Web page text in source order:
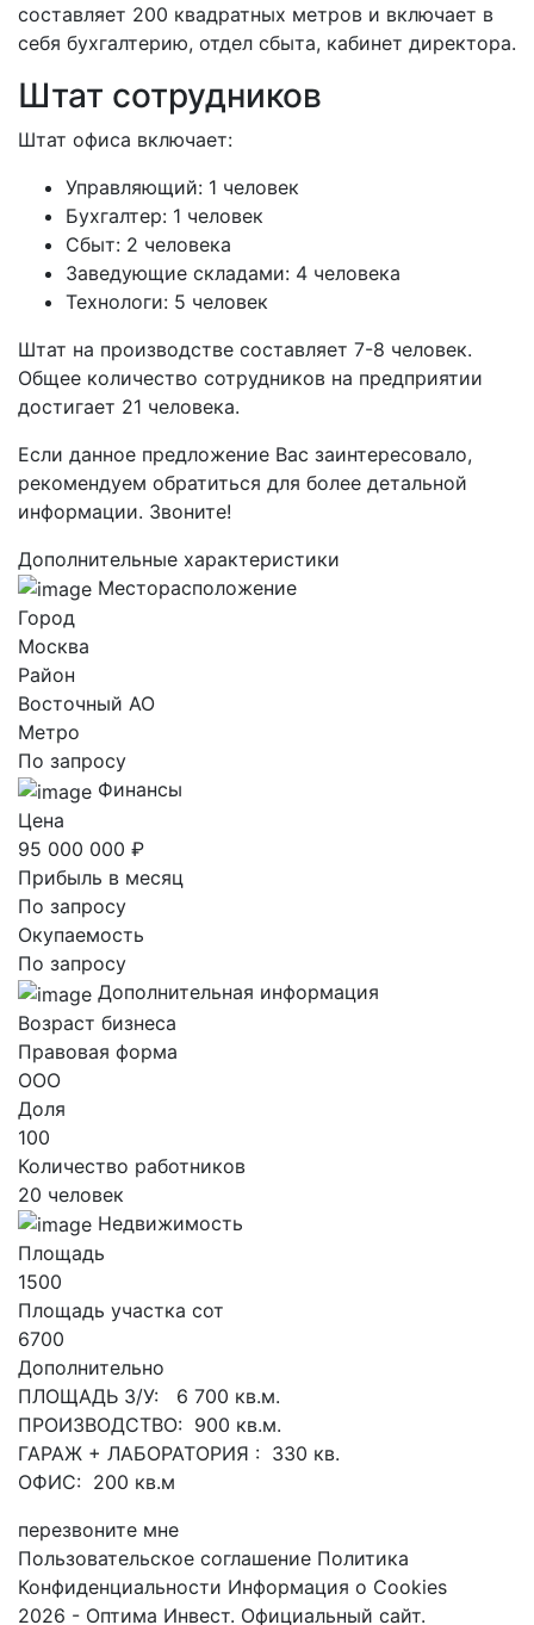
составляет 200 квадратных метров и включает в
себя бухгалтерию, отдел сбыта, кабинет директора.
Штат сотрудников
Штат офиса включает:
Управляющий: 1 человек
Бухгалтер: 1 человек
Сбыт: 2 человека
Заведующие складами: 4 человека
Технологи: 5 человек
Штат на производстве составляет 7-8 человек.
Общее количество сотрудников на предприятии
достигает 21 человека.
Если данное предложение Вас заинтересовало,
рекомендуем обратиться для более детальной
информации. Звоните!
Дополнительные характеристики
Месторасположение
Город
Москва
Район
Восточный AO
Метро
По запросу
Финансы
Цена
95 000 000 ₽
Прибыль в месяц
По запросу
Окупаемость
По запросу
Дополнительная информация
Возраст бизнеса
Правовая форма
ООО
Доля
100
Количество работников
20 человек
Недвижимость
Площадь
1500
Площадь участка сот
6700
Дополнительно
ПЛОЩАДЬ З/У: 6 700 кв.м.
ПРОИЗВОДСТВО: 900 кв.м.
ГАРАЖ + ЛАБОРАТОРИЯ : 330 кв.
ОФИС: 200 кв.м
перезвоните мне
Пользовательское соглашение Политика
Конфиденциальности Информация о Cookies
2026 - Оптима Инвест. Официальный сайт.